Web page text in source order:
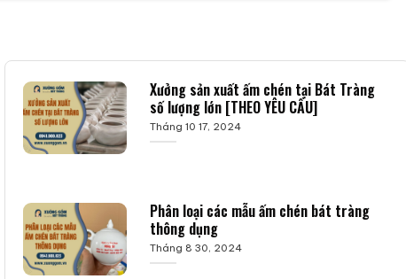
Xưởng sản xuất ấm chén tại Bát Tràng
số lượng lớn [THEO YÊU CẦU]
Tháng 10 17, 2024
Phân loại các mẫu ấm chén bát tràng
thông dụng
Tháng 8 30, 2024